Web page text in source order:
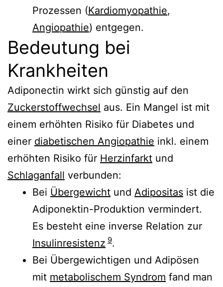
Prozessen (Kardiomyopathie,
Angiopathie) entgegen.
Bedeutung bei
Krankheiten
Adiponectin wirkt sich günstig auf den
Zuckerstoffwechsel aus. Ein Mangel ist mit
einem erhöhten Risiko für Diabetes und
einer diabetischen Angiopathie inkl. einem
erhöhten Risiko für Herzinfarkt und
Schlaganfall verbunden:
Bei Übergewicht und Adipositas ist die
Adiponektin-Produktion vermindert.
Es besteht eine inverse Relation zur
Insulinresistenz 9.
Bei Übergewichtigen und Adipösen
mit metabolischem Syndrom fand man